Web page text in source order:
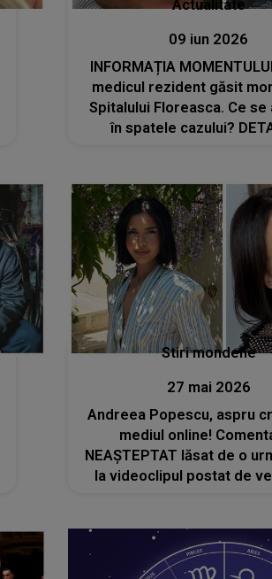
Actualitate
09 iun 2026
INFORMAȚIA
medicul rezident găsit
Spitalului Floreasca. Ce se
în spatele cazului?
Stiri mondene
27 mai 2026
Andreea Popescu, aspru
mediul online!
NEAȘTEPTAT lăsat de o
la videoclipul postat de